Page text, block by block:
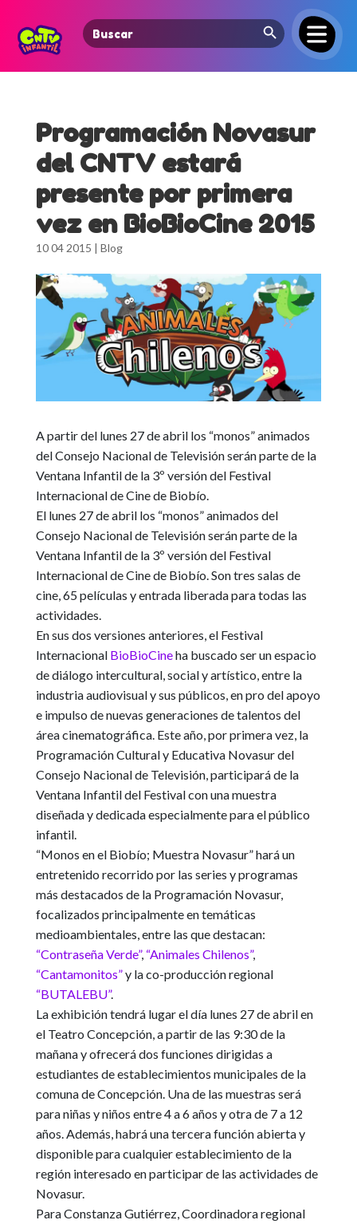
Search
for:
Search Button
Programación Novasur
del CNTV estará
presente por primera
vez en BioBioCine 2015
10 04 2015 | Blog
A partir del lunes 27 de abril los “monos” animados
del Consejo Nacional de Televisión serán parte de la
Ventana Infantil de la 3º versión del Festival
Internacional de Cine de Biobío.
El lunes 27 de abril los “monos” animados del
Consejo Nacional de Televisión serán parte de la
Ventana Infantil de la 3º versión del Festival
Internacional de Cine de Biobío. Son tres salas de
cine, 65 películas y entrada liberada para todas las
actividades.
En sus dos versiones anteriores, el Festival
Internacional BioBioCineha buscado ser un espacio
de diálogo intercultural, social y artístico, entre la
industria audiovisual y sus públicos, en pro del apoyo
e impulso de nuevas generaciones de talentos del
área cinematográfica. Este año, por primera vez, la
Programación Cultural y Educativa Novasur del
Consejo Nacional de Televisión, participará de la
Ventana Infantil del Festival con una muestra
diseñada y dedicada especialmente para el público
infantil.
“Monos en el Biobío; Muestra Novasur”hará un
entretenido recorrido por las series y programas
más destacados de la Programación Novasur,
focalizados principalmente en temáticas
medioambientales, entre las que destacan:
“Contraseña Verde”, “Animales Chilenos”,
“Cantamonitos”y la co-producción regional
“BUTALEBU”.
La exhibición tendrá lugar el día lunes 27 de abril en
el Teatro Concepción, a partir de las 9:30 de la
mañana y ofrecerá dos funciones dirigidas a
estudiantes de establecimientos municipales de la
comuna de Concepción.Una de las muestras será
para niñas y niños entre 4 a 6 años y otra de 7 a 12
años. Además, habrá una tercera función abierta y
disponible para cualquier establecimiento de la
región interesado en participar de las actividades de
Novasur.
ParaConstanza Gutiérrez, Coordinadora regional